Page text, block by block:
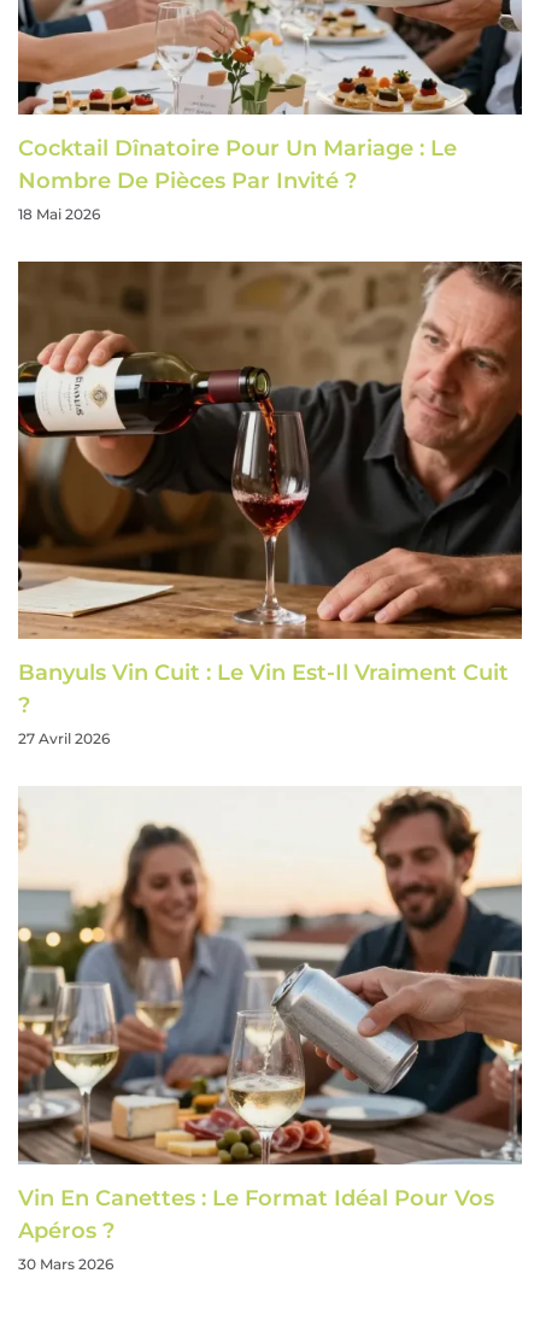
Cocktail Dînatoire Pour Un Mariage : Le
Nombre De Pièces Par Invité ?
18 Mai 2026
Banyuls Vin Cuit : Le Vin Est-Il Vraiment Cuit
?
27 Avril 2026
Vin En Canettes : Le Format Idéal Pour Vos
Apéros ?
30 Mars 2026